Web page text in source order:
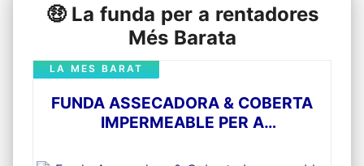
🤑 La funda per a rentadores
Més Barata
FUNDA ASSECADORA & COBERTA
IMPERMEABLE PER A
CÀRREGA FRONTAL（GRASS，60 *
LA MES BARAT